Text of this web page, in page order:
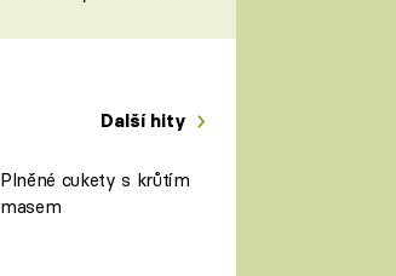
Další hity
Plněné cukety s krůtím
masem